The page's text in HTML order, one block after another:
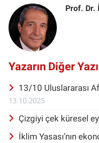
Prof. Dr.
Yazarın Diğer
13/10 Uluslararası
13.10.2025
Çizgiyi çek küresel
İklim Yasası’nın